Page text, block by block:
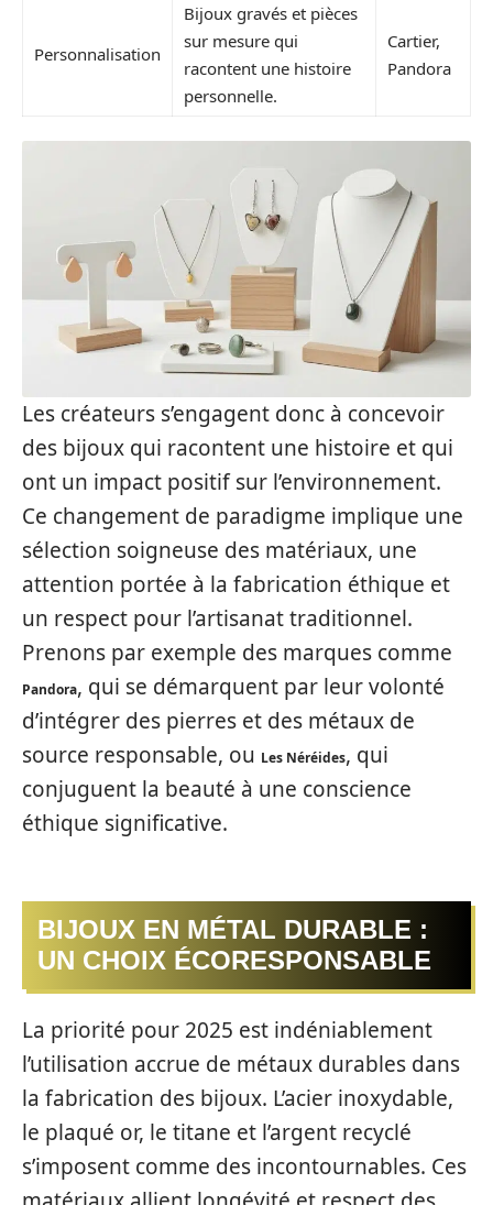
Personnalisation
Bijoux gravés et pièces
sur mesure qui
racontent une histoire
personnelle.
Cartier,
Pandora
Les créateurs s’engagent donc à concevoir
des bijoux qui racontent une histoire et qui
ont un impact positif sur l’environnement.
Ce changement de paradigme implique une
sélection soigneuse des matériaux, une
attention portée à la fabrication éthique et
un respect pour l’artisanat traditionnel.
Prenons par exemple des marques comme
Pandora, qui se démarquent par leur volonté
d’intégrer des pierres et des métaux de
source responsable, ou Les Néréides, qui
conjuguent la beauté à une conscience
éthique significative.
BIJOUX EN MÉTAL DURABLE :
UN CHOIX ÉCORESPONSABLE
La priorité pour 2025 est indéniablement
l’utilisation accrue de métaux durables dans
la fabrication des bijoux. L’acier inoxydable,
le plaqué or, le titane et l’argent recyclé
s’imposent comme des incontournables. Ces